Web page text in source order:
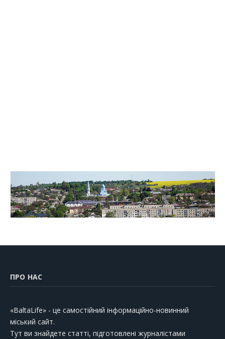
ПРО НАС
«BaltaLife» - це самостійний інформаційно-новинний
міський сайт.
Тут ви знайдете статті, підготовлені журналістами